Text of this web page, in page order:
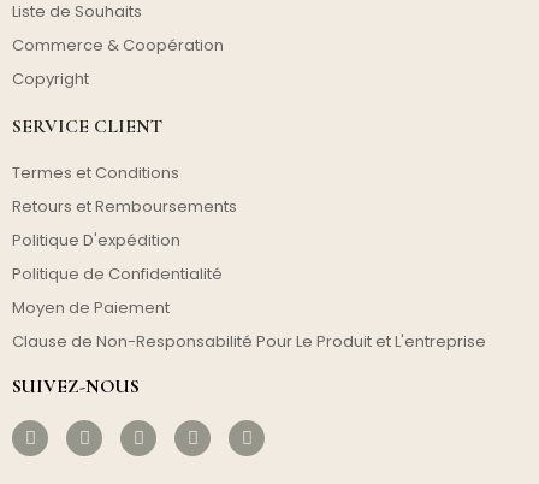
Liste de Souhaits
Commerce & Coopération
Copyright
SERVICE CLIENT
Termes et Conditions
Retours et Remboursements
Politique D'expédition
Politique de Confidentialité
Moyen de Paiement
Clause de Non-Responsabilité Pour Le Produit et L'entreprise
SUIVEZ-NOUS